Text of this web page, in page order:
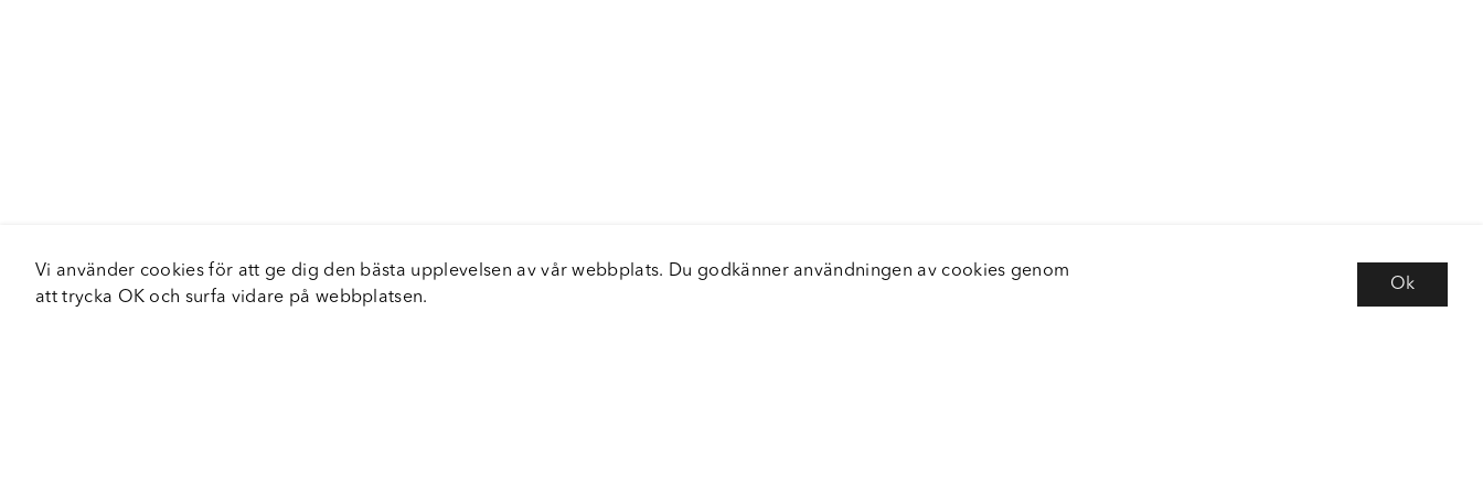
Vi använder cookies för att ge dig den bästa upplevelsen av vår webbplats. Du godkänner användningen av cookies genom
att trycka OK och surfa vidare på webbplatsen.
Ok